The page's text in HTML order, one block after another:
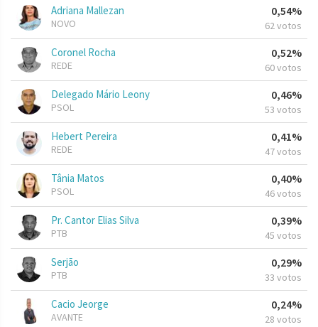
Adriana Mallezan
NOVO
0,54%
62 votos
Coronel Rocha
REDE
0,52%
60 votos
Delegado Mário Leony
PSOL
0,46%
53 votos
Hebert Pereira
REDE
0,41%
47 votos
Tânia Matos
PSOL
0,40%
46 votos
Pr. Cantor Elias Silva
PTB
0,39%
45 votos
Serjão
PTB
0,29%
33 votos
Cacio Jeorge
AVANTE
0,24%
28 votos